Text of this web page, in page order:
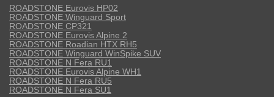
ROADSTONE Eurovis HP02
ROADSTONE Winguard Sport
ROADSTONE CP321
ROADSTONE Eurovis Alpine 2
ROADSTONE Roadian HTX RH5
ROADSTONE Winguard WinSpike SUV
ROADSTONE N Fera RU1
ROADSTONE Eurovis Alpine WH1
ROADSTONE N Fera RU5
ROADSTONE N Fera SU1